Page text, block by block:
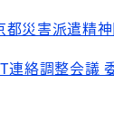
災害派遣精
連絡調整会議